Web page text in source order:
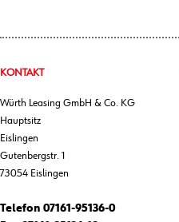
KONTAKT
Würth Leasing GmbH & Co. KG
Hauptsitz
Eislingen
Gutenbergstr. 1
73054 Eislingen
Telefon 07161-95136-0